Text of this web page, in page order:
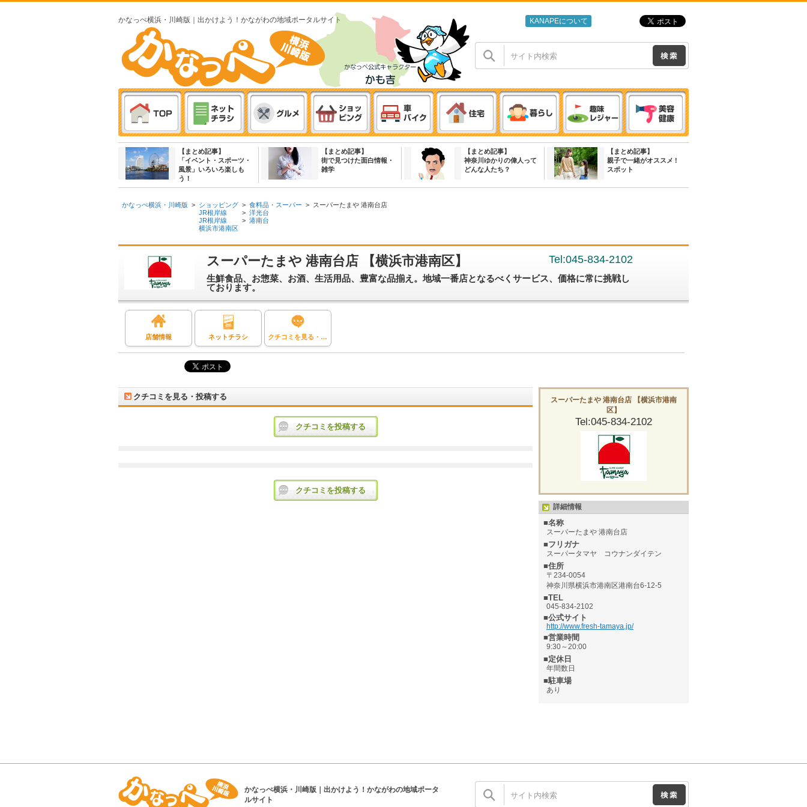
かなっぺ横浜・川崎版｜出かけよう！かながわの地域ポータルサイト KANAPEについて
【まとめ記事】
「イベント・スポーツ・
風景」いろいろ楽しも
う！
【まとめ記事】
街で見つけた面白情報・
雑学
【まとめ記事】
神奈川ゆかりの偉人って
どんな人たち？
【まとめ記事】
親子で一緒がオススメ !
スポット
かなっぺ横浜・川崎版 > ショッピング
JR根岸線
JR根岸線
横浜市港南区
> 食料品・スーパー
> 洋光台
> 港南台
> スーパーたまや 港南台店
スーパーたまや 港南台店 【横浜市港南区】 Tel:045-834-2102
生鮮食品、お惣菜、お酒、生活用品、豊富な品揃え。地域一番店となるべくサービス、価格に常に挑戦し
ております。
店舗情報 ネットチラシ クチコミを見る・投稿する
スーパーたまや 港南台店 【横浜市港南
区】
Tel:045-834-2102
詳細情報
■名称
スーパーたまや 港南台店
■フリガナ
スーパータマヤ コウナンダイテン
■住所
〒234-0054
神奈川県横浜市港南区港南台6-12-5
■TEL
045-834-2102
■公式サイト
http://www.fresh-tamaya.jp/
■営業時間
9:30～20:00
■定休日
年間数日
■駐車場
あり
クチコミを見る・投稿する
クチコミを投稿する
クチコミを投稿する
かなっぺ横浜・川崎版｜出かけよう！かながわの地域ポータ
ルサイト